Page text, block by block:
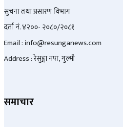
सुचना तथा प्रसारण विभाग
दर्ता नं. ४२००- २०८०/२०८१
Email : info@resunganews.com
Address : रेसुङ्गा नपा, गुल्मी
समाचार